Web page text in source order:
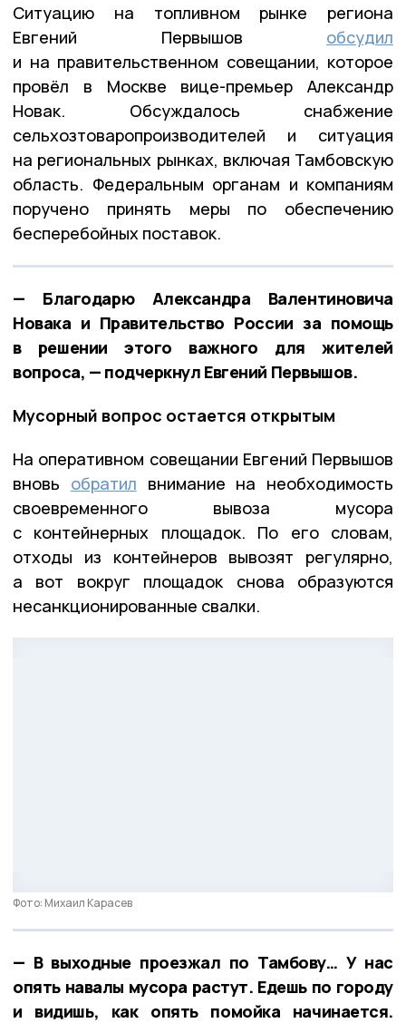
Ситуацию на топливном рынке региона
Евгений Первышов обсудил
и на правительственном совещании, которое
провёл в Москве вице-премьер Александр
Новак. Обсуждалось снабжение
сельхозтоваропроизводителей и ситуация
на региональных рынках, включая Тамбовскую
область. Федеральным органам и компаниям
поручено принять меры по обеспечению
бесперебойных поставок.
— Благодарю Александра Валентиновича
Новака и Правительство России за помощь
в решении этого важного для жителей
вопроса, — подчеркнул Евгений Первышов.
Мусорный вопрос остается открытым
На оперативном совещании Евгений Первышов
вновь обратил внимание на необходимость
своевременного вывоза мусора
с контейнерных площадок. По его словам,
отходы из контейнеров вывозят регулярно,
а вот вокруг площадок снова образуются
несанкционированные свалки.
Фото: Михаил Карасев
— В выходные проезжал по Тамбову… У нас
опять навалы мусора растут. Едешь по городу
и видишь, как опять помойка начинается.